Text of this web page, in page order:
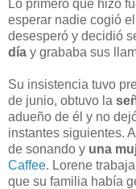
Lo primero que hizo
esperar nadie cogió
desesperó y decidió
día y grababa sus
Su insistencia tuvo
de junio, obtuvo la
adueño de él y no
instantes siguientes.
de sonando y una
Caffee. Lorene
que su familia había